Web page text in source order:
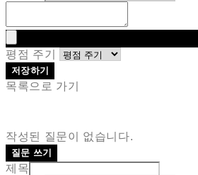
평점 주기
저장하기
목록으로 가기
작성된 질문이 없습니다.
질문 쓰기
제목